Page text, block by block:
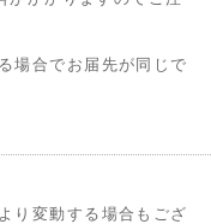
場合でお届先が同じで
り変動する場合もござ